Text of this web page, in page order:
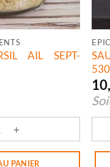
AIL SEPT-
PERSIL AIL SEPT-
PANIER